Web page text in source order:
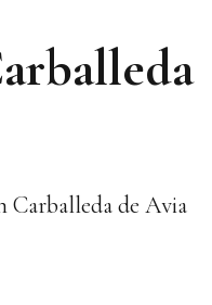
Carballeda de Avia